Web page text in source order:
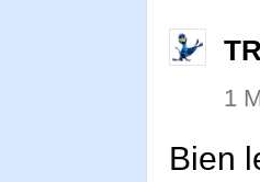
1
Bien